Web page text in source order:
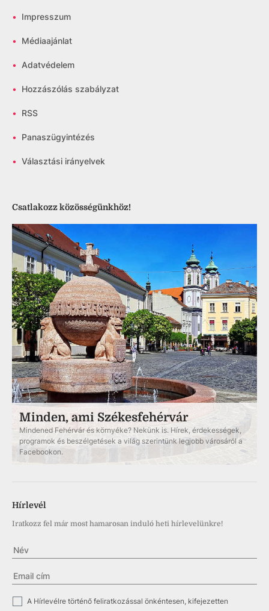
• Impresszum
• Médiaajánlat
• Adatvédelem
• Hozzászólás szabályzat
• RSS
• Panaszügyintézés
• Választási irányelvek
Csatlakozz közösségünkhöz!
Minden, ami Székesfehérvár
Mindened Fehérvár és környéke? Nekünk is. Hírek, érdekességek,
programok és beszélgetések a világ szerintünk legjobb városáról a
Facebookon.
Hírlevél
Iratkozz fel már most hamarosan induló heti hírlevelünkre!
A Hírlevélre történő feliratkozással önkéntesen, kifejezetten